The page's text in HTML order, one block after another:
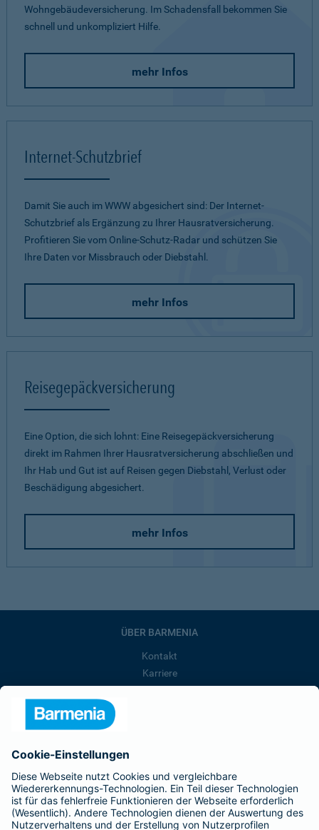
Wohngebäudeversicherung. Im Schadensfall bekommen Sie
schnell und unkompliziert Hilfe.
mehr Infos
Internet-Schutzbrief
Damit Sie auch im WWW abgesichert sind: Der Internet-
Schutzbrief als Ergänzung zu Ihrer Hausratversicherung.
Profitieren Sie vom Online-Schutz-Radar und schützen Sie
Ihre Daten vor Missbrauch oder Diebstahl.
mehr Infos
Reisegepäckversicherung
Eine Option, die sich lohnt: Eine Reisegepäckversicherung
direkt im Rahmen Ihrer Hausratversicherung abschließen und
Ihr Hab und Gut ist auf Reisen gegen Diebstahl, Verlust oder
Beschädigung abgesichert.
mehr Infos
ÜBER BARMENIA
Kontakt
Karriere
Barmenia ist Teil der BarmeniaGothaer
BELIEBTE SEITEN
Kranken-Zusatzversicherung